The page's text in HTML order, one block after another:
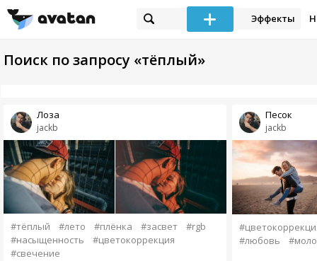
Эффекты
Поиск по запросу «тёплый»
jackb
Лоза
#тёплый #лето #плёнка #засвет
#rgb
#насыщенность
#цветокоррекция
#свечение
jackb
Песок
#любовь